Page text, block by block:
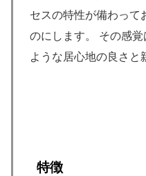
セスの特性が備わって
のにします。 その感
ような居心地の良さと
特徴